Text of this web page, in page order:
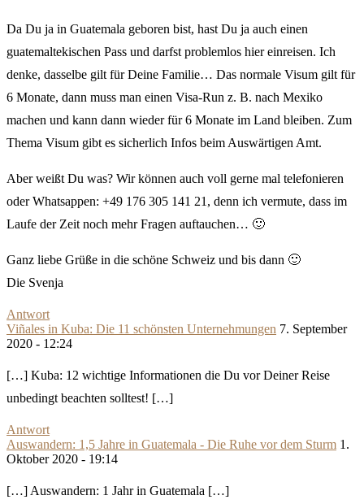
Da Du ja in Guatemala geboren bist, hast Du ja auch einen
guatemaltekischen Pass und darfst problemlos hier einreisen. Ich
denke, dasselbe gilt für Deine Familie… Das normale Visum gilt für
6 Monate, dann muss man einen Visa-Run z. B. nach Mexiko
machen und kann dann wieder für 6 Monate im Land bleiben. Zum
Thema Visum gibt es sicherlich Infos beim Auswärtigen Amt.
Aber weißt Du was? Wir können auch voll gerne mal telefonieren
oder Whatsappen: +49 176 305 141 21, denn ich vermute, dass im
Laufe der Zeit noch mehr Fragen auftauchen… 🙂
Ganz liebe Grüße in die schöne Schweiz und bis dann 🙂
Die Svenja
Antwort
Viñales in Kuba: Die 11 schönsten Unternehmungen 7. September
2020 - 12:24
[…] Kuba: 12 wichtige Informationen die Du vor Deiner Reise
unbedingt beachten solltest! […]
Antwort
Auswandern: 1,5 Jahre in Guatemala - Die Ruhe vor dem Sturm 1.
Oktober 2020 - 19:14
[…] Auswandern: 1 Jahr in Guatemala […]